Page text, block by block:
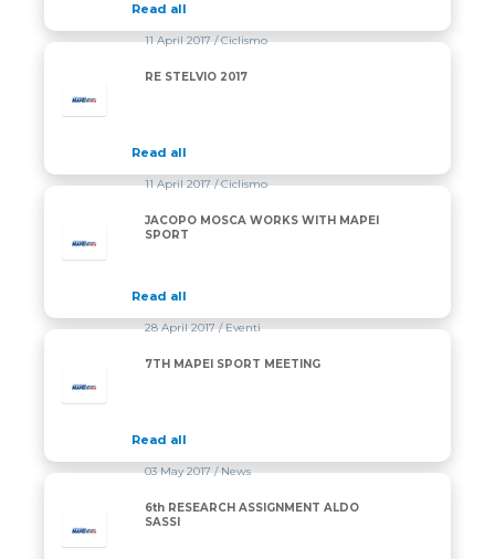
Read all
11 April 2017/ Ciclismo
RE STELVIO 2017
Read all
11 April 2017/ Ciclismo
JACOPO MOSCA WORKS WITH MAPEI
SPORT
Read all
28 April 2017/ Eventi
7TH MAPEI SPORT MEETING
Read all
03 May 2017/ News
6th RESEARCH ASSIGNMENT ALDO
SASSI